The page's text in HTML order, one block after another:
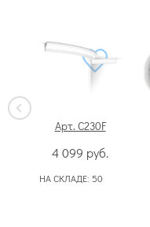
Арт. C230F
4 099 руб.
НА СКЛАДЕ: 50